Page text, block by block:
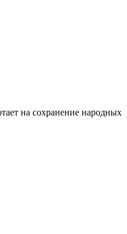
на сохранение народных